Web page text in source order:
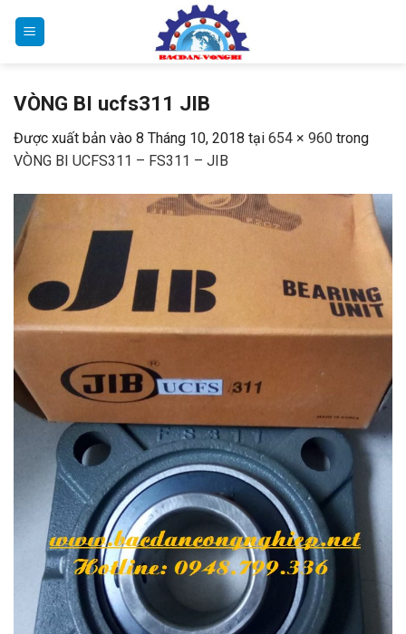
VÒNG BI ucfs311 JIB
Được xuất bản vào 8 Tháng 10, 2018 tại 654 × 960 trong
VÒNG BI UCFS311 – FS311 – JIB